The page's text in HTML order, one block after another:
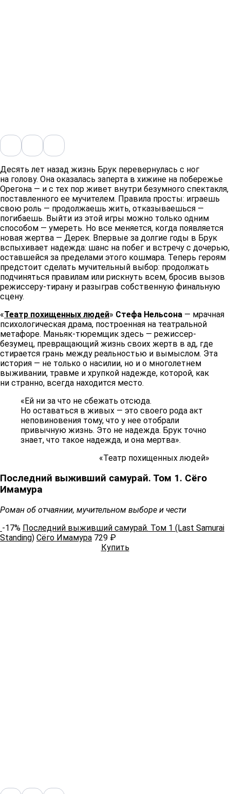
Десять лет назад жизнь Брук перевернулась с ног
на голову. Она оказалась заперта в хижине на побережье
Орегона — и с тех пор живет внутри безумного спектакля,
поставленного ее мучителем. Правила просты: играешь
свою роль — продолжаешь жить, отказываешься —
погибаешь. Выйти из этой игры можно только одним
способом — умереть. Но все меняется, когда появляется
новая жертва — Дерек. Впервые за долгие годы в Брук
вспыхивает надежда: шанс на побег и встречу с дочерью,
оставшейся за пределами этого кошмара. Теперь героям
предстоит сделать мучительный выбор: продолжать
подчиняться правилам или рискнуть всем, бросив вызов
режиссеру‑тирану и разыграв собственную финальную
сцену.
«Театр похищенных людей» Стефа Нельсона — мрачная
психологическая драма, построенная на театральной
метафоре. Маньяк-тюремщик здесь — режиссер-
безумец, превращающий жизнь своих жертв в ад, где
стирается грань между реальностью и вымыслом. Эта
история — не только о насилии, но и о многолетнем
выживании, травме и хрупкой надежде, которой, как
ни странно, всегда находится место.
«Ей ни за что не сбежать отсюда.
Но оставаться в живых — это своего рода акт
неповиновения тому, что у нее отобрали
привычную жизнь. Это не надежда. Брук точно
знает, что такое надежда, и она мертва».
«Театр похищенных людей»
Последний выживший самурай. Том 1. Сёго
Имамура
Роман об отчаянии, мучительном выборе и чести
-17% Последний выживший самурай. Том 1 (Last Samurai
Standing) Сёго Имамура 729 ₽
Купить